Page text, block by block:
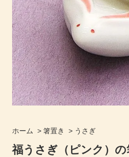
ホーム >箸置き > うさぎ
福うさぎ（ピンク）の